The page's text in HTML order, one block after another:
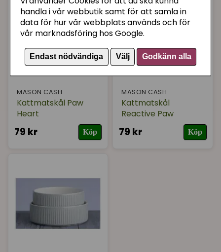
handla i vår webbutik samt för att samla in
data för hur vår webbplats används och för
vår marknadsföring hos Google.
Endast nödvändiga Välj Godkänn alla
MASON CASH
Kattmatskål Paw
Heart
79 kr Köp
MASON CASH
Kattmatskål
Reactive Paw
79 kr Köp